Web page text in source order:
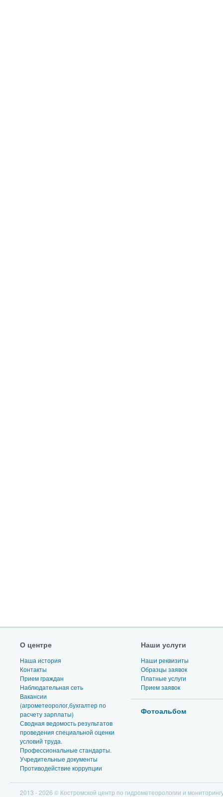
О центре
Наша история
Контакты
Прием граждан
Наблюдательная сеть
Вакансии
(агрометеоролог,бухгалтер по
расчету зарплаты)
Сводная ведомость результатов
проведения специальной оценки
условий труда.
Профессиональные стандарты.
Учредительные документы
Противодействие коррупции
Наши услуги
Наши реквизиты
Образцы заявок
Платные услуги
Прием заявок
Фотоальбом
2013 - 2026 © Костромской центр по гидрометеорологии и